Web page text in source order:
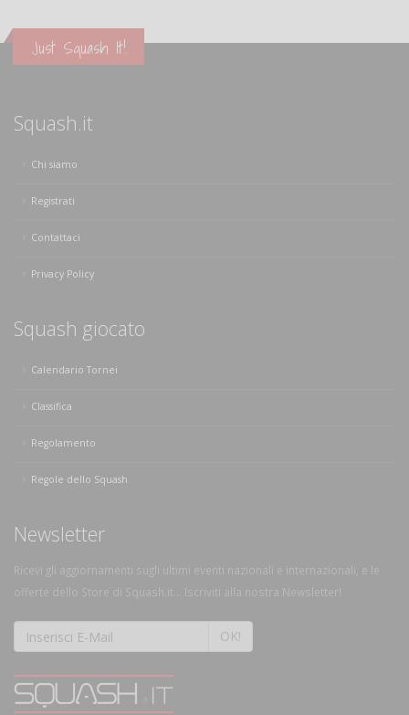
Just Squash It!
Squash.it
Chi siamo
Registrati
Contattaci
Privacy Policy
Squash giocato
Calendario Tornei
Classifica
Regolamento
Regole dello Squash
Newsletter
Ricevi gli aggiornamenti sugli ultimi eventi nazionali e internazionali, e le
offerte dello Store di Squash.it... Iscriviti alla nostra Newsletter!
OK!